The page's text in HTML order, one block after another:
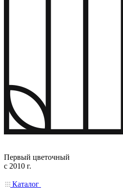
Первый цветочный
с 2010 г.
Каталог